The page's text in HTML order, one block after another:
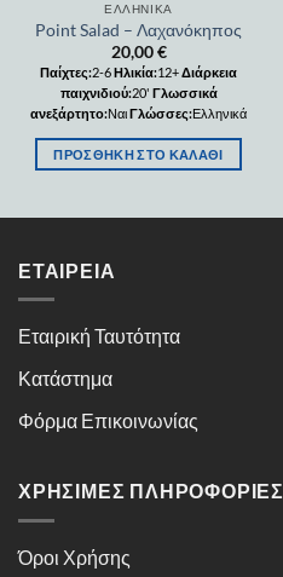
ΕΛΛΗΝΙΚΆ
Point Salad – Λαχανόκηπος
20,00€
Παίχτες:2-6Ηλικία:12+Διάρκεια
παιχνιδιού:20' Γλωσσικά
ανεξάρτητο:ΝαιΓλώσσες:Ελληνικά
ΠΡΟΣΘΉΚΗ ΣΤΟ ΚΑΛΆΘΙ
ΕΤΑΙΡΕΊΑ
Εταιρική Ταυτότητα
Κατάστημα
Φόρμα Επικοινωνίας
ΧΡΉΣΙΜΕΣ ΠΛΗΡΟΦΟΡΊΕΣ
Όροι Χρήσης